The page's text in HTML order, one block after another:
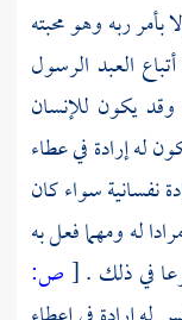
ربه وهو محبته
العبد الرسول
وقد يكون للإنسان
له إرادة في عطاء
نفسانية سواء كان
له ومهما فعل به
في ذلك .[ص: